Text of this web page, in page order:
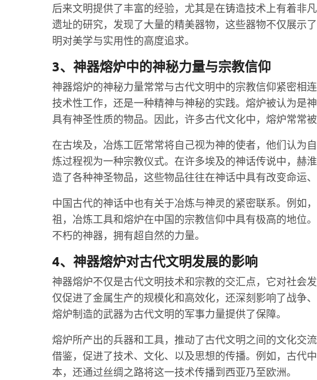
后来文明提供了丰富的经验，尤其是在铸造技术上有着非
遗址的研究，发现了大量的精美器物，这些器物不仅展示
明对美学与实用性的高度追求。
3、神器熔炉中的神秘力量与宗教信仰
神器熔炉的神秘力量常常与古代文明中的宗教信仰紧密相
技术性工作，还是一种精神与神秘的实践。熔炉被认为是
具有神圣性质的物品。因此，许多古代文化中，熔炉常常
在古埃及，冶炼工匠常常将自己视为神的使者，他们认为
炼过程视为一种宗教仪式。在许多埃及的神话传说中，赫
造了各种神圣物品，这些物品往往在神话中具有改变命运、
中国古代的神话中也有关于冶炼与神灵的紧密联系。例如
祖，冶炼工具和熔炉在中国的宗教信仰中具有极高的地位
不朽的神器，拥有超自然的力量。
4、神器熔炉对古代文明发展的影响
神器熔炉不仅是古代文明技术和宗教的交汇点，它对社会
仅促进了金属生产的规模化和高效化，还深刻影响了战争
熔炉制造的武器为古代文明的军事力量提供了保障。
熔炉所产出的兵器和工具，推动了古代文明之间的文化交
借鉴，促进了技术、文化、以及思想的传播。例如，古代
本，还通过丝绸之路将这一技术传播到西亚乃至欧洲。